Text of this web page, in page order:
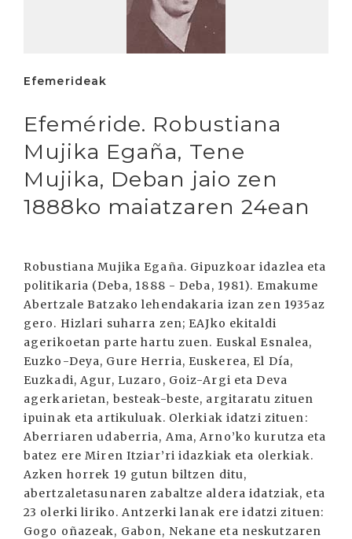
Efemerideak
Efeméride. Robustiana
Mujika Egaña, Tene
Mujika, Deban jaio zen
1888ko maiatzaren 24ean
Robustiana Mujika Egaña. Gipuzkoar idazlea eta
politikaria (Deba, 1888 - Deba, 1981). Emakume
Abertzale Batzako lehendakaria izan zen 1935az
gero. Hizlari suharra zen; EAJko ekitaldi
agerikoetan parte hartu zuen. Euskal Esnalea,
Euzko-Deya, Gure Herria, Euskerea, El Día,
Euzkadi, Agur, Luzaro, Goiz-Argi eta Deva
agerkarietan, besteak-beste, argitaratu zituen
ipuinak eta artikuluak. Olerkiak idatzi zituen:
Aberriaren udaberria, Ama, Arno’ko kurutza eta
batez ere Miren Itziar’ri idazkiak eta olerkiak.
Azken horrek 19 gutun biltzen ditu,
abertzaletasunaren zabaltze aldera idatziak, eta
23 olerki liriko. Antzerki lanak ere idatzi zituen:
Gogo oñazeak, Gabon, Nekane eta neskutzaren